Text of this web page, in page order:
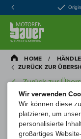
HOME /
ZURÜCK ZUR
Zurück zur
Wir verwenden
Wir können diese
platzieren, um
personalisierte
großartiges